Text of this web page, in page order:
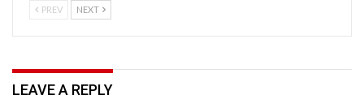
PREV NEXT
LEAVE A REPLY